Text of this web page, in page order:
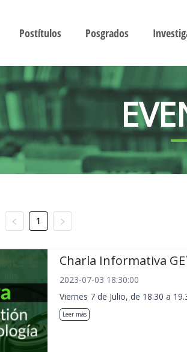
Postítulos Posgrados
1
Charla Informativa
2023-07-03 18:30:00
Viernes 7 de Julio, de 18.30 a
Leer más